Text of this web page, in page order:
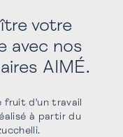
votre
avec nos
AIMÉ.
fruit d'un travail
à partir du